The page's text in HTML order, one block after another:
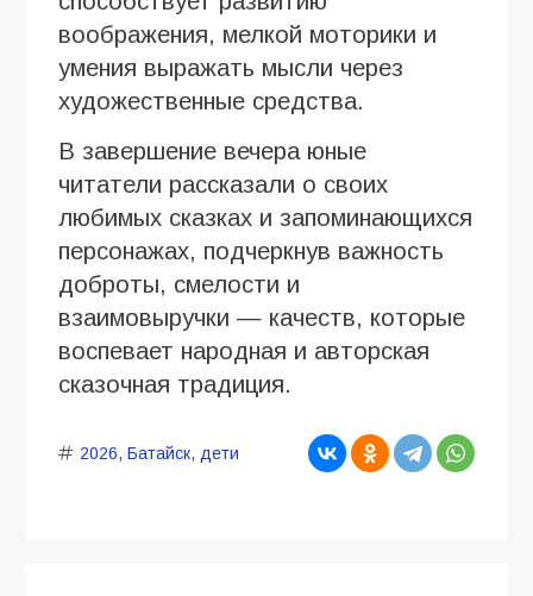
воображения, мелкой моторики и
умения выражать мысли через
художественные средства.
В завершение вечера юные
читатели рассказали о своих
любимых сказках и запоминающихся
персонажах, подчеркнув важность
доброты, смелости и
взаимовыручки — качеств, которые
воспевает народная и авторская
сказочная традиция.
2026, Батайск, дети